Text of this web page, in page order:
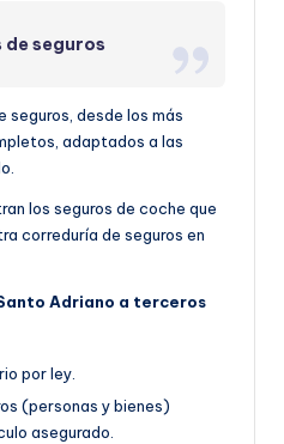
seguros
desde los más
adaptados a las
los seguros de coche que
correduría de seguros en
Adriano a terceros
por ley.
(personas y bienes)
asegurado.